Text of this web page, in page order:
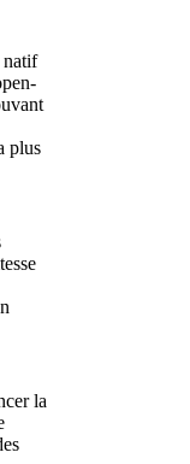
natif
plus
la